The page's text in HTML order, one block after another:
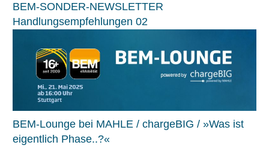
BEM-SONDER-NEWSLETTER
Handlungsempfehlungen 02
BEM-Lounge bei MAHLE / chargeBIG / »Was ist
eigentlich Phase..?«